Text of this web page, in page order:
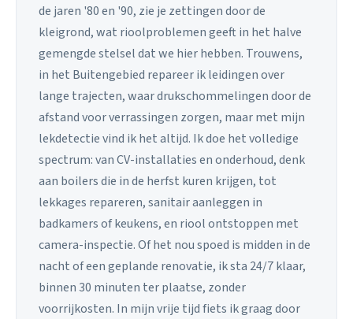
de jaren '80 en '90, zie je zettingen door de
kleigrond, wat rioolproblemen geeft in het halve
gemengde stelsel dat we hier hebben. Trouwens,
in het Buitengebied repareer ik leidingen over
lange trajecten, waar drukschommelingen door de
afstand voor verrassingen zorgen, maar met mijn
lekdetectie vind ik het altijd. Ik doe het volledige
spectrum: van CV-installaties en onderhoud, denk
aan boilers die in de herfst kuren krijgen, tot
lekkages repareren, sanitair aanleggen in
badkamers of keukens, en riool ontstoppen met
camera-inspectie. Of het nou spoed is midden in de
nacht of een geplande renovatie, ik sta 24/7 klaar,
binnen 30 minuten ter plaatse, zonder
voorrijkosten. In mijn vrije tijd fiets ik graag door